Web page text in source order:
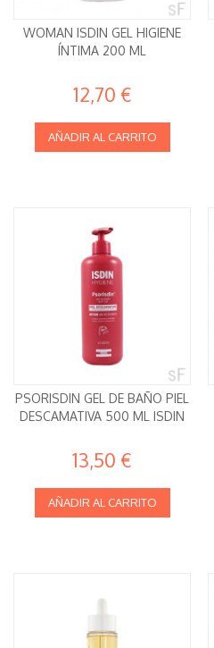
WOMAN ISDIN GEL HIGIENE
ÍNTIMA 200 ML
12,70 €
AÑADIR AL CARRITO
PSORISDIN GEL DE BAÑO PIEL
DESCAMATIVA 500 ML ISDIN
13,50 €
AÑADIR AL CARRITO